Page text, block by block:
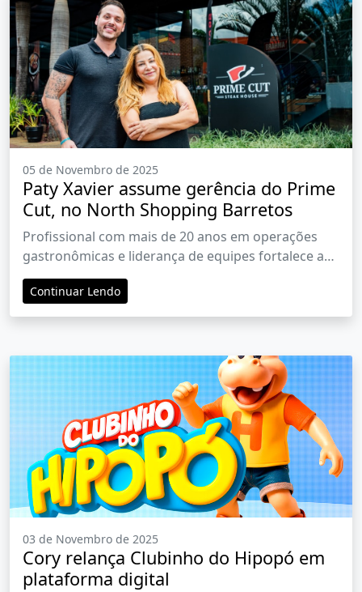
05 de Novembro de 2025
Paty Xavier assume gerência do Prime
Cut, no North Shopping Barretos
Profissional com mais de 20 anos em operações
gastronômicas e liderança de equipes fortalece a
experiência do cliente e os padrões de excelência
da casa
Continuar Lendo
03 de Novembro de 2025
Cory relança Clubinho do Hipopó em
plataforma digital